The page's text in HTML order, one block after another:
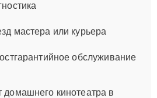
мастера или курьера
обслуживание
кинотеатра в